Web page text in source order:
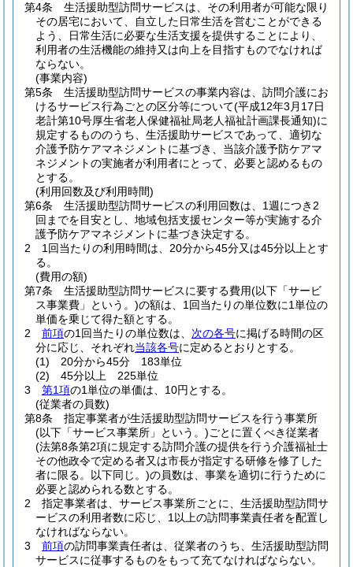
第4条
生活援助型訪問サービスは、その利用者が可能な限り
その居宅において、自立した日常生活を営むことができる
よう、日常生活に必要な生活支援を提供することにより、
利用者の生活機能の維持又は向上を目指すものでなければ
ならない。
(事業内容)
第5条
生活援助型訪問サービスの事業内容は、訪問介護にお
けるサービス行為ごとの区分等について(平成12年3月17日
老計第10号厚生省老人保健福祉局老人福祉計画課長通知)に
規定するもののうち、生活援助サービスであって、適切な
介護予防ケアマネジメントに基づき、当該介護予防ケアマ
ネジメントの実施者が利用者にとって、必要と認めるもの
とする。
(利用回数及び利用時間)
第6条
生活援助型訪問サービスの利用回数は、1週につき2
回までを目安とし、地域包括支援センター等が実施する介
護予防ケアマネジメントに基づき決定する。
2
1回当たりの利用時間は、20分から45分又は45分以上とす
る。
(費用の額)
第7条
生活援助型訪問サービスに要する費用(以下「サービ
ス事業費」という。)の額は、1回当たりの単位数に1単位の
単価を乗じて得た額とする。
2
前項の1回当たりの単位数は、 次の各号に掲げる時間の区
分に応じ、それぞれ当該各号に定めるとおりとする。
(1)
20分から45分 183単位
(2)
45分以上 225単位
3
第1項の1単位の単価は、10円とする。
(従業者の員数)
第8条
指定事業者が生活援助型訪問サービスを行う事業所
(以下「サービス事業所」という。)ごとに置くべき従業者
(法第8条第2項に規定する訪問介護の提供を行う介護福祉士
その他政令で定める者又は市長が指定する研修を修了した
者に限る。以下同じ。)の員数は、事業を適切に行うために
必要と認められる数とする。
2
指定事業者は、サービス事業所ごとに、生活援助型訪問サ
ービスの利用者数に応じ、1以上の訪問事業責任者を配置し
なければならない。
3
前項の訪問事業責任者は、従業者のうち、生活援助型訪問
サービスに従事するものをもって充てなければならない。